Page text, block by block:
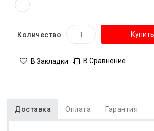
Количество Купить
В Закладки В Сравнение
Доставка Оплата Гарантия